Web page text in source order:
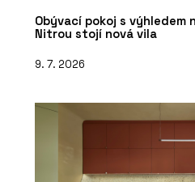
Obývací pokoj s výhledem
Nitrou stojí nová vila
9. 7. 2026